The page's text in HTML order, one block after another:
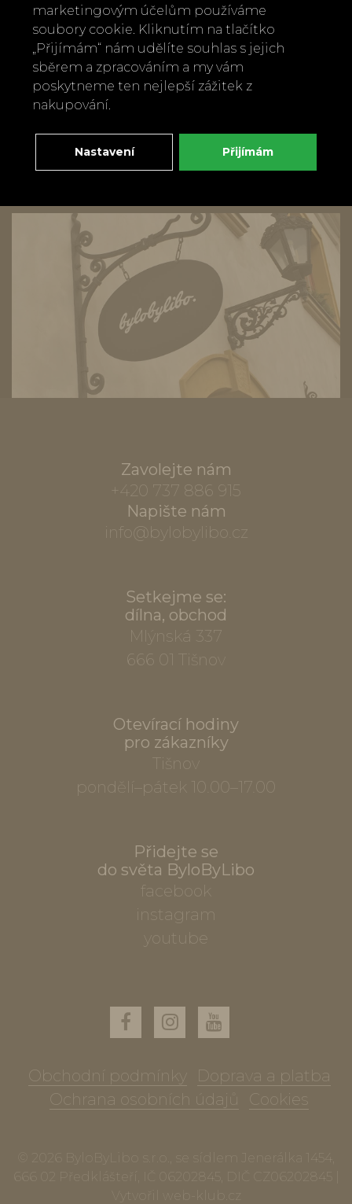
Barva:bílá v kombinaci s barevnými
detaily
Design:
räder (Německo)
Zpět
Zavolejte nám
+420 737 886 915
Napište nám
info@bylobylibo.cz
Setkejme se:
dílna, obchod
Mlýnská 337
666 01 Tišnov
Otevírací hodiny
pro zákazníky
Tišnov
pondělí–pátek 10.00–17.00
Přidejte se
do světa ByloByLibo
facebook
instagram
youtube
Obchodní podmínky
Doprava a platba
Ochrana osobních údajů
Cookies
© 2026 ByloByLibo s.r.o., se sídlem Jenerálka 1454,
666 02 Předklášteří, IČ 06202845, DIČ CZ06202845 |
Vytvořil
marketingovým účelům používáme
soubory cookie. Kliknutím na tlačítko
„Přijímám“ nám udělíte souhlas s jejich
sběrem a zpracováním a my vám
poskytneme ten nejlepší zážitek z
nakupování.
Nastavení Přijímám